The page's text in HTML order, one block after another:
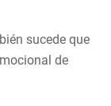
sucede que
de